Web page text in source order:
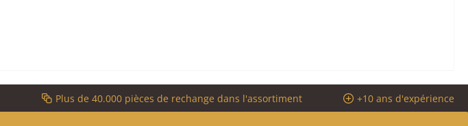
Plus de 40.000 pièces de rechange dans l'assortiment +10 ans d'expérience